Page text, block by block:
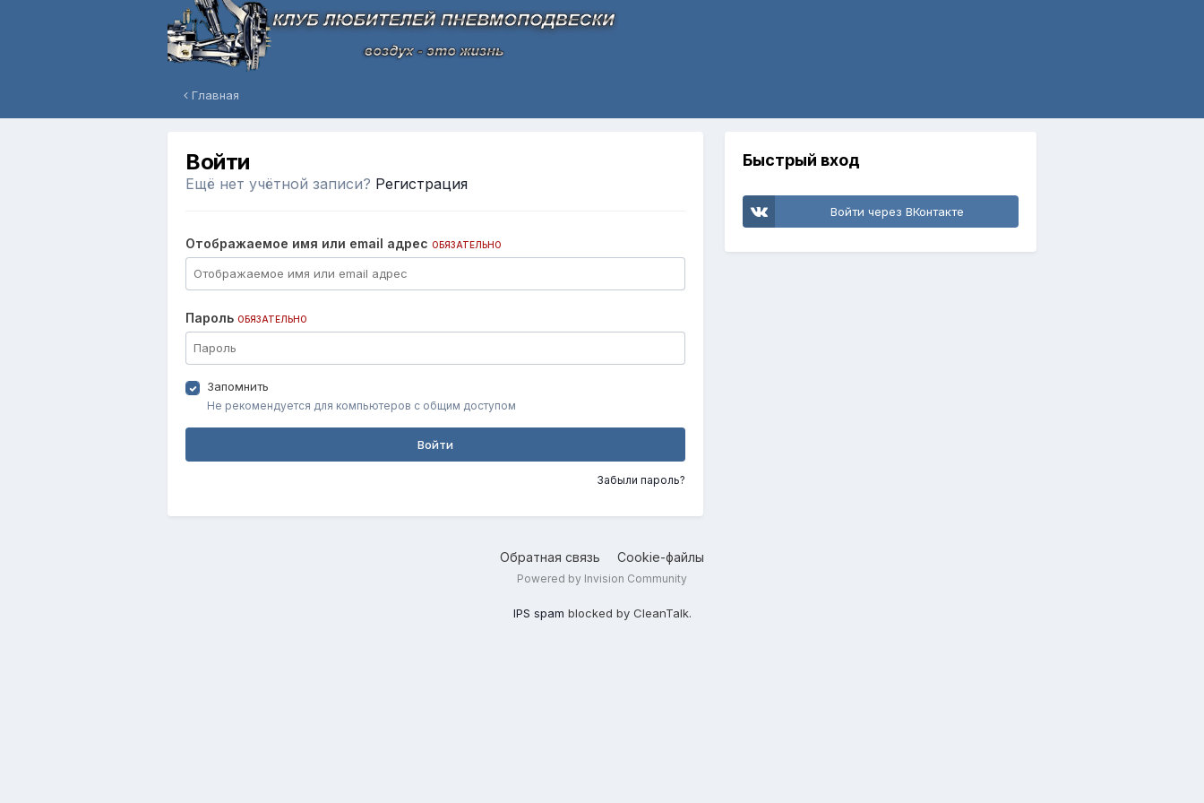
Главная
Войти
Ещё нет учётной записи? Регистрация
Отображаемое имя или email адрес ОБЯЗАТЕЛЬНО
Пароль ОБЯЗАТЕЛЬНО
Запомнить
Не рекомендуется для компьютеров с общим доступом
Войти
Забыли пароль?
Быстрый вход
Войти через ВКонтакте
Обратная связь Cookie-файлы
Powered by Invision Community
IPS spam blocked by CleanTalk.